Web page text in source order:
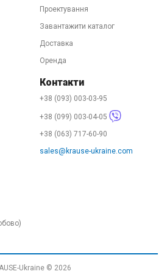
випадків зустрінете саме
заводу. Таку ж, як і в нашому
І не вірте "фахівцям", які
різну якість "тут" і "там". Це -
Проектування
Завантажити каталог
Доставка
Оренда
Контакти
+38 (093) 003-03-95
+38 (099) 003-04-05
+38 (063) 717-60-90
sales@krause-ukraine.com
Ukraine © 2026